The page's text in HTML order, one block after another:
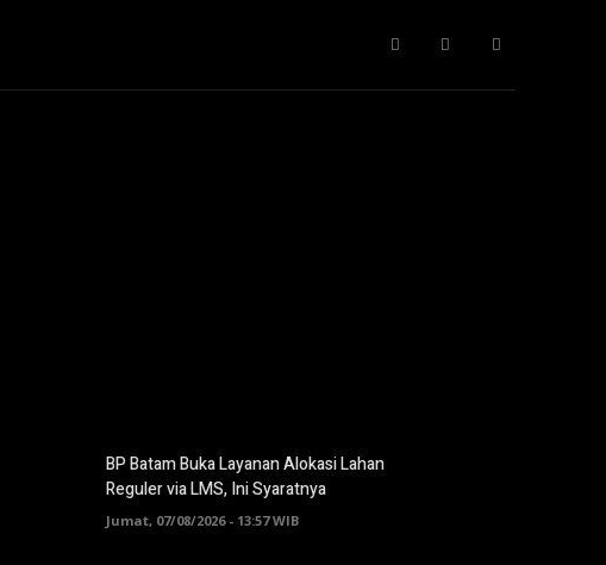
Pendidikan More
BP Batam Buka Layanan Alokasi Lahan
Reguler via LMS, Ini Syaratnya
Jumat, 07/08/2026 - 13:57 WIB